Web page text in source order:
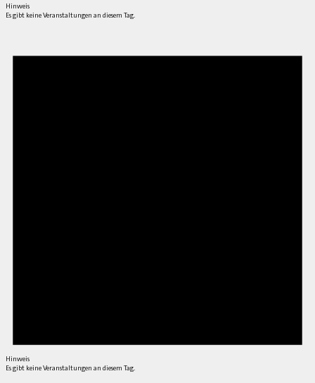
Hinweis
Es gibt keine Veranstaltungen an diesem Tag.
Hinweis
Es gibt keine Veranstaltungen an diesem Tag.